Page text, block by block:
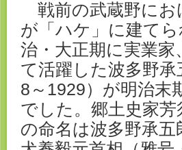
戦前の武蔵野にお
が「ハケ」に建て
治・大正期に実業
て活躍した波多野
8～1929）が明治末
でした。郷土史家
の命名は波多野承